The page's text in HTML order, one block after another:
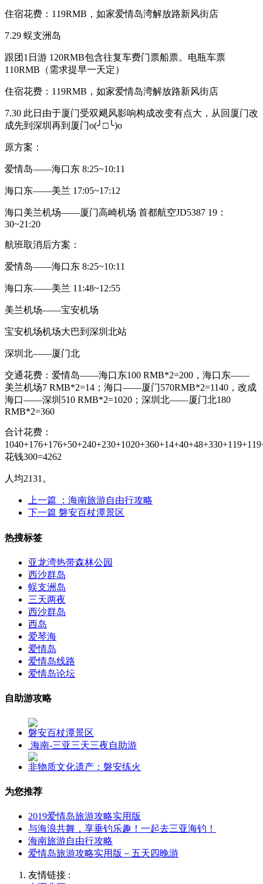
住宿花费：119RMB，如家爱情岛湾解放路新风街店
7.29 蜈支洲岛
跟团1日游 120RMB包含往复车费门票船票。电瓶车票
110RMB（需求提早一天定）
住宿花费：119RMB，如家爱情岛湾解放路新风街店
7.30 此日由于厦门受双飓风影响构成改变有点大，从回厦门改
成先到深圳再到厦门o(╯□╰)o
原方案：
爱情岛——海口东 8:25~10:11
海口东——美兰 17:05~17:12
海口美兰机场——厦门高崎机场 首都航空JD5387 19：
30~21:20
航班取消后方案：
爱情岛——海口东 8:25~10:11
海口东——美兰 11:48~12:55
美兰机场——宝安机场
宝安机场机场大巴到深圳北站
深圳北——厦门北
交通花费：爱情岛——海口东100 RMB*2=200，海口东——
美兰机场7 RMB*2=14；海口——厦门570RMB*2=1140，改成
海口——深圳510 RMB*2=1020；深圳北——厦门北180
RMB*2=360
合计花费：
花钱300=4262
人均2131。
上一篇
：海南旅游自由行攻略
下一篇 磐安百杖潭景区
热搜标签
亚龙湾热带森林公园
西沙群岛
蜈支洲岛
三天两夜
西沙群岛
西岛
爱琴海
爱情岛
爱情岛线路
爱情岛论坛
自助游攻略
磐安百杖潭景区
海南-三亚三天三夜自助游
非物质文化遗产：磐安练火
为您推荐
2019爱情岛旅游攻略实用版
与海浪共舞，享垂钓乐趣！一起去三亚海钓！
海南旅游自由行攻略
爱情岛旅游攻略实用版－五天四晚游
友情链接 :